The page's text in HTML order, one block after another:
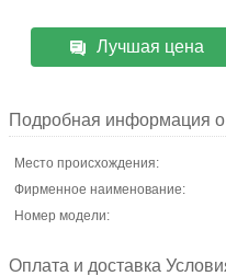
Лучшая цена
Подробная информация о
Место происхождения:
Фирменное наименование:
Номер модели:
Оплата и доставка